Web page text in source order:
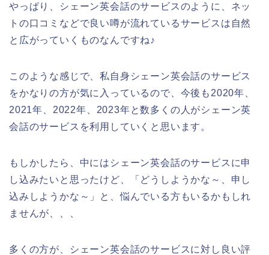
やっぱり、シェーン英会話のサービスのように、ネッ
トの口コミなどで良い噂が流れているサービスは自然
と広がっていくものなんですね♪
このような感じで、私自身シェーン英会話のサービス
をかなりの方が気に入っているので、今後も2020年、
2021年、2022年、2023年と数多くの人がシェーン英
会話のサービスを利用していくと思います。
もしかしたら、中にはシェーン英会話のサービスに申
し込みたいと思ったけど、「どうしようかな～、申し
込みしようかな～」と、悩んでいる方もいるかもしれ
ませんが、、、
多くの方が、シェーン英会話のサービスに対し良い評